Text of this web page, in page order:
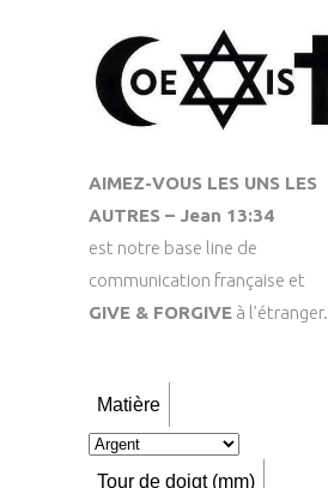
AIMEZ-VOUS LES UNS LES
AUTRES – Jean 13:34
est notre base line de
communication française et
GIVE & FORGIVE à l’étranger.
Matière
Tour de doigt (mm)